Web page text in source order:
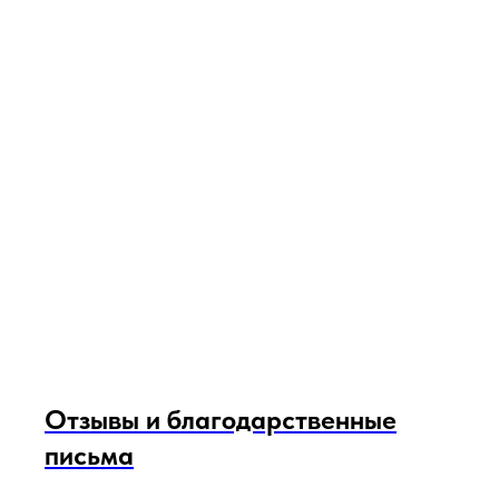
Отзывы и благодарственные
письма